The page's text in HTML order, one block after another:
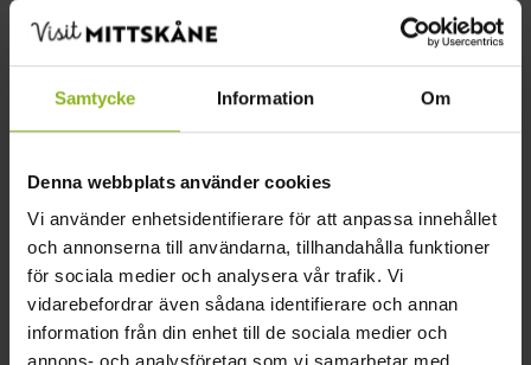
Samtycke Information Om
Denna webbplats använder cookies
Vi använder enhetsidentifierare för att anpassa innehållet
och annonserna till användarna, tillhandahålla funktioner
för sociala medier och analysera vår trafik. Vi
vidarebefordrar även sådana identifierare och annan
information från din enhet till de sociala medier och
maj 2023
april 2023
mars 2023
februari 2023
Kategorier
Konferens (1)
Nyheter(15)
Boende (7)
Företagarföreningen(1)
Gårdsbutik(8)